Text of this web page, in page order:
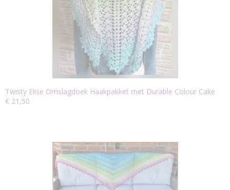
Twisty Elise Omslagdoek Haakpakket met Durable Colour Cake
€ 21,50